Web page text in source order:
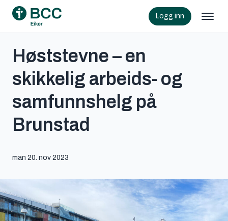
Logg inn
Høststevne – en
skikkelig arbeids- og
samfunnshelg på
Brunstad
man 20. nov 2023